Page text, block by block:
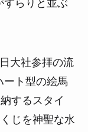
ずらりと並ぶ
大社参拝の流
ート型の絵馬
するスタイ
じを神聖な水